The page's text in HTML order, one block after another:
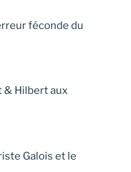
féconde du
& Hilbert aux
Galois et le